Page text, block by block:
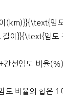
(km)}}{\text{임
이}}{\text{임도
간선임도 비율(%)
도 비율의 합은 1